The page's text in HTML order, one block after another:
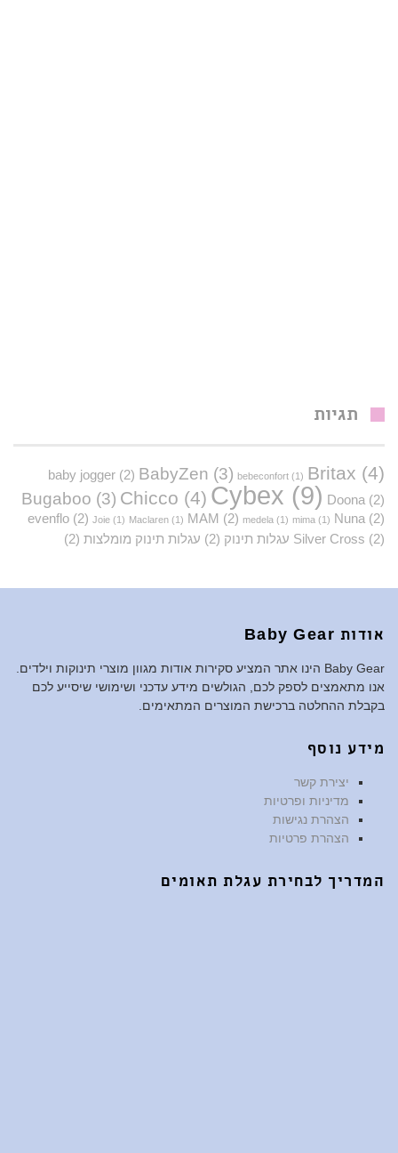
תגיות
baby jogger (2) BabyZen (3) bebeconfort (1) Britax (4)
Bugaboo (3) Chicco (4) Cybex (9) Doona (2)
evenflo (2) Joie (1) Maclaren (1) MAM (2) medela (1) mima (1) Nuna (2)
Silver Cross (2) עגלות תינוק (2) עגלות תינוק מומלצות (2)
אודות Baby Gear
Baby Gear הינו אתר המציע סקירות אודות מגוון מוצרי תינוקות וילדים.
אנו מתאמצים לספק לכם, הגולשים מידע עדכני ושימושי שיסייע לכם
בקבלת ההחלטה ברכישת המוצרים המתאימים.
מידע נוסף
יצירת קשר
מדיניות ופרטיות
הצהרת נגישות
הצהרת פרטיות
המדריך לבחירת עגלת תאומים